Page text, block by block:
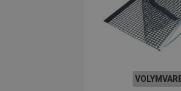
Namn
popup-signup-closed